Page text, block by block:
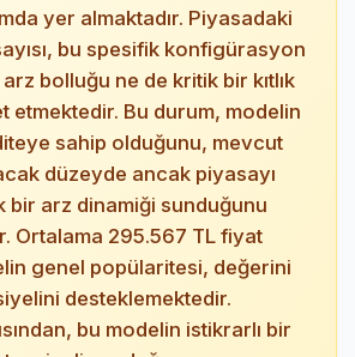
yer almaktadır. Piyasadaki
bu spesifik konfigürasyon
arz bolluğu ne de kritik bir kıtlık
etmektedir. Bu durum, modelin
sahip olduğunu, mevcut
düzeyde ancak piyasayı
bir arz dinamiği sunduğunu
Ortalama 295.567 TL fiyat
genel popülaritesi, değerini
desteklemektedir.
bu modelin istikrarlı bir